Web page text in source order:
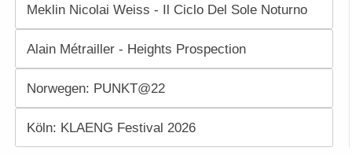
Meklin Nicolai Weiss - Il Ciclo Del Sole Noturno
Alain Métrailler - Heights Prospection
Norwegen: PUNKT@22
Köln: KLAENG Festival 2026